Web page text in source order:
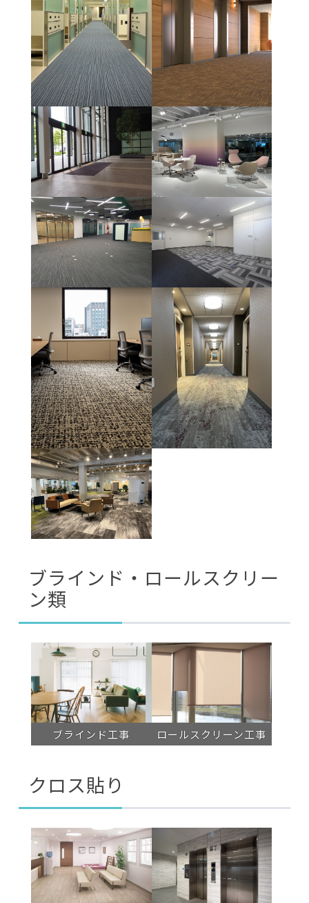
ブラインド・ロールスクリー
ン類
ブラインド工事 ロールスクリーン工事
クロス貼り